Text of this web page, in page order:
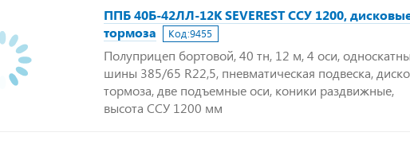
ППБ 40Б-42ЛЛ-12К SEVEREST ССУ 1200,
тормоза
Код:9455
Полуприцеп бортовой, 40 тн, 12 м, 4 оси,
шины 385/65 R22,5, пневматическая подвеска,
тормоза, две подъемные оси, коники раздвижные,
высота ССУ 1200 мм